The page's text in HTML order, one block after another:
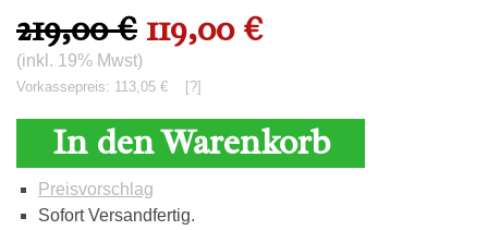
219,00 € 119,00 €
(inkl. 19% Mwst)
Vorkassepreis: 113,05 € [?]
In den Warenkorb
Preisvorschlag
Sofort Versandfertig.